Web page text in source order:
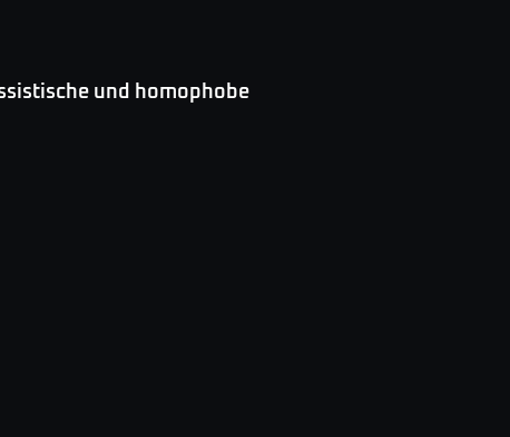
und homophobe